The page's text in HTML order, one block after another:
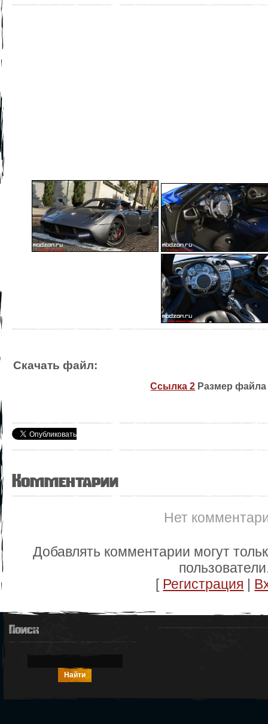
Скачать файл:
Ссылка 2 Размер файла
Комментарии
Нет
Добавлять комментарии могут
[ Регистрация |
Поиск